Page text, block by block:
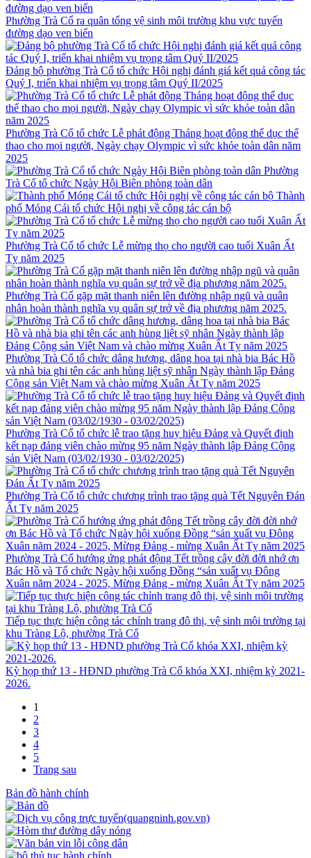
Phường Trà Cổ ra quân tổng vệ sinh môi trường khu vực tuyến
đường dạo ven biển
Đảng bộ phường Trà Cổ tổ chức Hội nghị đánh giá kết quả công tác
Quý I, triển khai nhiệm vụ trọng tâm Quý II/2025
Phường Trà Cổ tổ chức Lễ phát động Tháng hoạt động thể dục thể
thao cho mọi người, Ngày chạy Olympic vì sức khỏe toàn dân năm
2025
Phường
Trà Cổ tổ chức Ngày Hội Biên phòng toàn dân
Thành
phố Móng Cái tổ chức Hội nghị về công tác cán bộ
Phường Trà Cổ tổ chức Lễ mừng thọ cho người cao tuổi Xuân Ất
Tỵ năm 2025
Phường Trà Cổ gặp mặt thanh niên lên đường nhập ngũ và quân
nhân hoàn thành nghĩa vụ quân sự trở về địa phương năm 2025.
Phường Trà Cổ tổ chức dâng hương, dâng hoa tại nhà bia Bác Hồ
và nhà bia ghi tên các anh hùng liệt sỹ nhân Ngày thành lập Đảng
Cộng sản Việt Nam và chào mừng Xuân Ất Tỵ năm 2025
Phường Trà Cổ tổ chức lễ trao tặng huy hiệu Đảng và Quyết định
kết nạp đảng viên chào mừng 95 năm Ngày thành lập Đảng Cộng
sản Việt Nam (03/02/1930 - 03/02/2025)
Phường Trà Cổ tổ chức chương trình trao tặng quà Tết Nguyên Đán
Ất Tỵ năm 2025
Phường Trà Cổ hướng ứng phát động Tết trồng cây đời đời nhớ ơn
Bác Hồ và Tổ chức Ngày hội xuống Đồng “sản xuất vụ Đông
Xuân năm 2024 - 2025, Mừng Đảng - mừng Xuân Ất Tỵ năm 2025
Tiếp tục thực hiện công tác chỉnh trang đô thị, vệ sinh môi trường tại
khu Tràng Lộ, phường Trà Cổ
Kỳ họp thứ 13 - HĐND phường Trà Cổ khóa XXI, nhiệm kỳ 2021-
2026.
1
2
3
4
5
Trang sau
Bản đồ hành chính